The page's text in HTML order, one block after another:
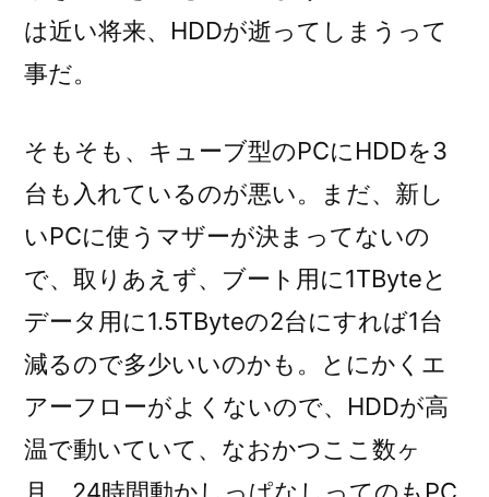
は近い将来、HDDが逝ってしまうって
事だ。
そもそも、キューブ型のPCにHDDを3
台も入れているのが悪い。まだ、新し
いPCに使うマザーが決まってないの
で、取りあえず、ブート用に1TByteと
データ用に1.5TByteの2台にすれば1台
減るので多少いいのかも。とにかくエ
アーフローがよくないので、HDDが高
温で動いていて、なおかつここ数ヶ